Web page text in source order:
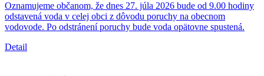
Oznamujeme občanom, že dnes 27. júla 2026 bude od 9.00 hodiny
odstavená voda v celej obci z dôvodu poruchy na obecnom
vodovode. Po odstránení poruchy bude voda opätovne spustená.
Detail